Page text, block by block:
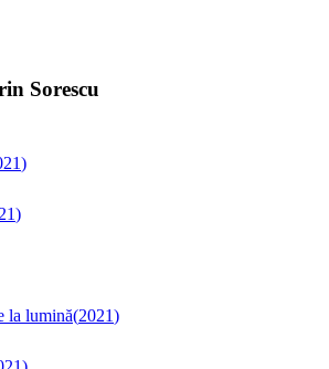
Sorescu
)
)
la lumină(2021)